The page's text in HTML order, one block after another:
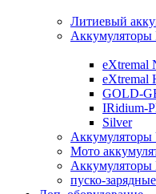
Литиевый
Аккумуляторы
eXtremal
eXtremal
GOLD-
IRidium-
Silver
Аккумуляторы
Мото
пуско-